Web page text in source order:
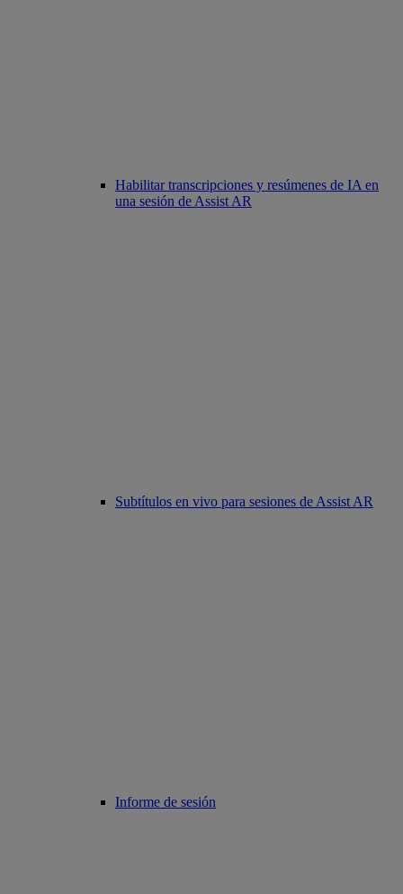
Habilitar transcripciones y resúmenes de IA en
una sesión de Assist AR
Subtítulos en vivo para sesiones de Assist AR
Informe de sesión